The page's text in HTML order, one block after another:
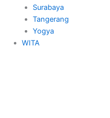
Surabaya
Tangerang
Yogya
WITA